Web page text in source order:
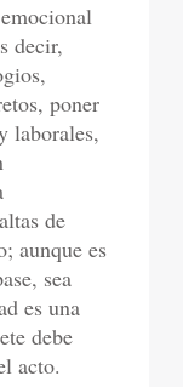
decir,
poner
laborales,
de
aunque es
sea
es una
debe
acto.